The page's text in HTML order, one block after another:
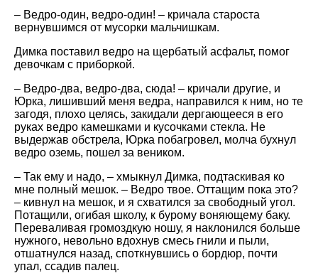
– Ведро-один, ведро-один! – кричала староста
вернувшимся от мусорки мальчишкам.
Димка поставил ведро на щербатый асфальт, помог
девочкам с приборкой.
– Ведро-два, ведро-два, сюда! – кричали другие, и
Юрка, лишивший меня ведра, направился к ним, но те
загодя, плохо целясь, закидали дергающееся в его
руках ведро камешками и кусочками стекла. Не
выдержав обстрела, Юрка побагровел, молча бухнул
ведро оземь, пошел за веником.
– Так ему и надо, – хмыкнул Димка, подтаскивая ко
мне полный мешок. – Ведро твое. Оттащим пока это?
– кивнул на мешок, и я схватился за свободный угол.
Потащили, огибая школу, к бурому воняющему баку.
Переваливая громоздкую ношу, я наклонился больше
нужного, невольно вдохнув смесь гнили и пыли,
отшатнулся назад, споткнувшись о бордюр, почти
упал, ссадив палец.